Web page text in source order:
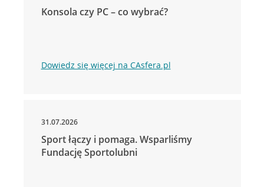
Konsola czy PC – co wybrać?
Dowiedz się więcej na CAsfera.pl
31.07.2026
Sport łączy i pomaga. Wsparliśmy
Fundację Sportolubni